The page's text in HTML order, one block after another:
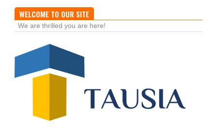
WELCOME TO OUR SITE
We are thrilled you are here!